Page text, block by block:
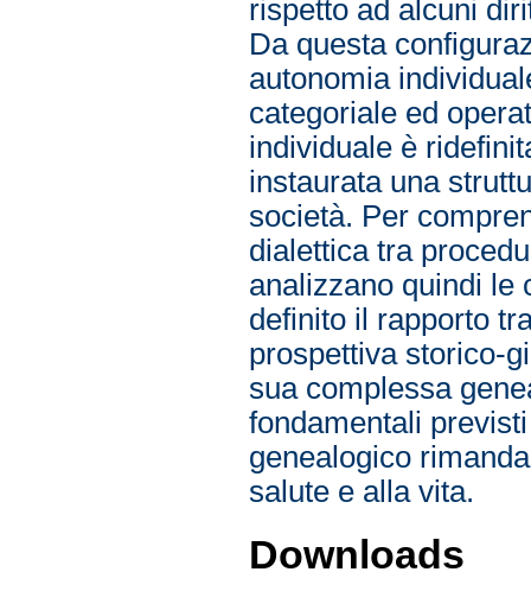
rispetto ad alcuni
Da questa
autonomia
categoriale ed
individuale è
instaurata una
società. Per
dialettica tra
analizzano quindi le
definito il rapporto
prospettiva storico-
sua complessa
fondamentali
genealogico
salute e alla vita.
Downloads